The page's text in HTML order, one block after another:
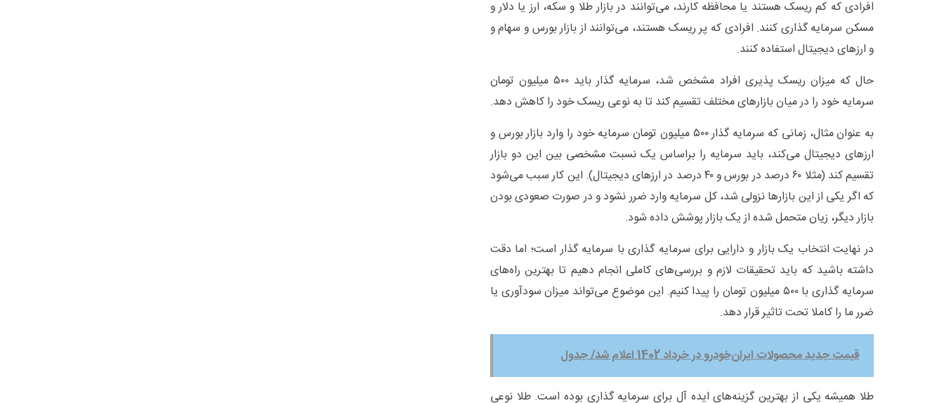
افرادی که کم ریسک هستند یا محافظه کارند، می‌توانند در بازار طلا و سکه، ارز یا دلار و
مسکن سرمایه گذاری کنند. افرادی که پر ریسک هستند، می‌توانند از بازار بورس و سهام و
و ارز‌های دیجیتال استفاده کنند.
حال که میزان ریسک پذیری افراد مشخص شد، سرمایه گذار باید ۵۰۰ میلیون تومان
سرمایه خود را در میان بازار‌های مختلف تقسیم کند تا به نوعی ریسک خود را کاهش دهد.
به عنوان مثال، زمانی که سرمایه گذار ۵۰۰ میلیون تومان سرمایه خود را وارد بازار بورس و
ارز‌های دیجیتال می‌کند، باید سرمایه را براساس یک نسبت مشخصی بین این دو بازار
تقسیم کند (مثلا ۶۰ درصد در بورس و ۴۰ درصد در ارز‌های دیجیتال). این کار سبب می‌شود
که اگر یکی از این بازار‌ها نزولی شد، کل سرمایه وارد ضرر نشود و در صورت صعودی بودن
بازار دیگر، زیان متحمل شده از یک بازار پوشش داده شود.
در نهایت انتخاب یک بازار و دارایی برای سرمایه گذاری با سرمایه گذار است؛ اما دقت
داشته باشید که باید تحقیقات لازم و بررسی‌های کاملی انجام دهیم تا بهترین راه‌های
سرمایه گذاری با ۵۰۰ میلیون تومان را پیدا کنیم. این موضوع می‌تواند میزان سودآوری یا
ضرر ما را کاملا تحت تاثیر قرار دهد.
قیمت جدید محصولات ایران‌خودرو در خرداد 1402 اعلام شد/ جدول
طلا همیشه یکی از بهترین گزینه‌های ایده آل برای سرمایه گذاری بوده است. طلا نوعی